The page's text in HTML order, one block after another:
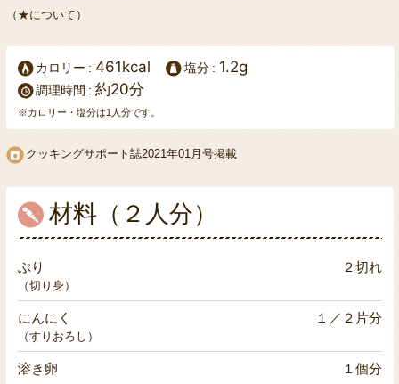
（ ★について ）
カロリー 461kcal 塩分 1.2g
調理時間 約20分
※カロリー・塩分は1人分です。
クッキングサポート誌2021年01月号掲載
材料（２人分）
ぶり ２切れ
（切り身）
にんにく １／２片分
（すりおろし）
溶き卵 １個分